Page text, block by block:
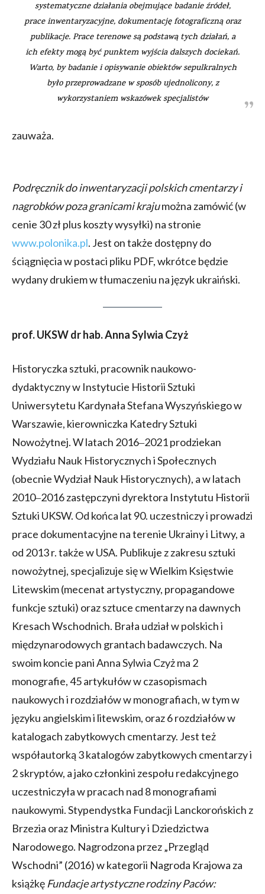
systematyczne działania obejmujące badanie źródeł,
prace inwentaryzacyjne, dokumentację fotograficzną oraz
publikacje. Prace terenowe są podstawą tych działań, a
ich efekty mogą być punktem wyjścia dalszych dociekań.
Warto, by badanie i opisywanie obiektów sepulkralnych
było przeprowadzane w sposób ujednolicony, z
wykorzystaniem wskazówek specjalistów
zauważa.
Podręcznik do inwentaryzacji polskich cmentarzy i
nagrobków poza granicami krajumożna zamówić (w
cenie 30 zł plus koszty wysyłki) na stronie
www.polonika.pl. Jest on także dostępny do
ściągnięcia w postaci pliku PDF, wkrótce będzie
wydany drukiem w tłumaczeniu na język ukraiński.
prof. UKSW dr hab. Anna Sylwia Czyż
Historyczka sztuki, pracownik naukowo-
dydaktyczny w Instytucie Historii Sztuki
Uniwersytetu Kardynała Stefana Wyszyńskiego w
Warszawie, kierowniczka Katedry Sztuki
Nowożytnej. W latach 2016‒2021 prodziekan
Wydziału Nauk Historycznych i Społecznych
(obecnie Wydział Nauk Historycznych), a w latach
2010‒2016 zastępczyni dyrektora Instytutu Historii
Sztuki UKSW. Od końca lat 90. uczestniczy i prowadzi
prace dokumentacyjne na terenie Ukrainy i Litwy, a
od 2013 r. także w USA. Publikuje z zakresu sztuki
nowożytnej, specjalizuje się w Wielkim Księstwie
Litewskim (mecenat artystyczny, propagandowe
funkcje sztuki) oraz sztuce cmentarzy na dawnych
Kresach Wschodnich. Brała udział w polskich i
międzynarodowych grantach badawczych. Na
swoim koncie pani Anna Sylwia Czyż ma 2
monografie, 45 artykułów w czasopismach
naukowych i rozdziałów w monografiach, w tym w
języku angielskim i litewskim, oraz 6 rozdziałów w
katalogach zabytkowych cmentarzy. Jest też
współautorką 3 katalogów zabytkowych cmentarzy i
2 skryptów, a jako członkini zespołu redakcyjnego
uczestniczyła w pracach nad 8 monografiami
naukowymi. Stypendystka Fundacji Lanckorońskich z
Brzezia oraz Ministra Kultury i Dziedzictwa
Narodowego. Nagrodzona przez „Przegląd
Wschodni” (2016) w kategorii Nagroda Krajowa za
książkę Fundacje artystyczne rodziny Paców: